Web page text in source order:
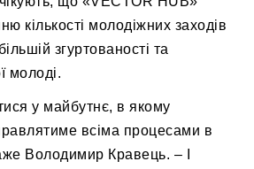
кількості молодіжних заходів
згуртованості та
молоді.
у майбутнє, в якому
всіма процесами в
Володимир Кравець. – І